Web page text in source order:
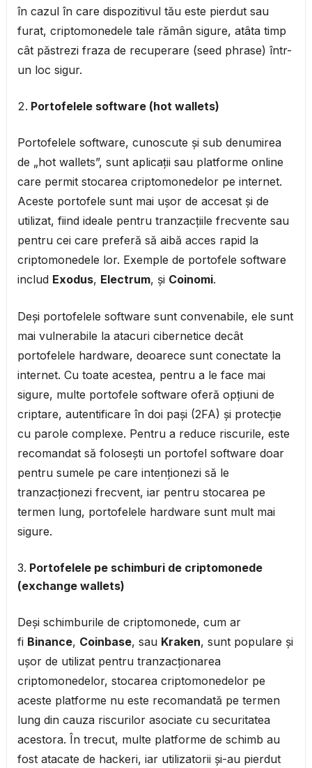
în cazul în care dispozitivul tău este pierdut sau
furat, criptomonedele tale rămân sigure, atâta timp
cât păstrezi fraza de recuperare (seed phrase) într-
un loc sigur.
Portofelele software (hot wallets)
Portofelele software, cunoscute și sub denumirea
de „hot wallets”, sunt aplicații sau platforme online
care permit stocarea criptomonedelor pe internet.
Aceste portofele sunt mai ușor de accesat și de
utilizat, fiind ideale pentru tranzacțiile frecvente sau
pentru cei care preferă să aibă acces rapid la
criptomonedele lor. Exemple de portofele software
includ Exodus, Electrum, și Coinomi.
Deși portofelele software sunt convenabile, ele sunt
mai vulnerabile la atacuri cibernetice decât
portofelele hardware, deoarece sunt conectate la
internet. Cu toate acestea, pentru a le face mai
sigure, multe portofele software oferă opțiuni de
criptare, autentificare în doi pași (2FA) și protecție
cu parole complexe. Pentru a reduce riscurile, este
recomandat să folosești un portofel software doar
pentru sumele pe care intenționezi să le
tranzacționezi frecvent, iar pentru stocarea pe
termen lung, portofelele hardware sunt mult mai
sigure.
Portofelele pe schimburi de criptomonede
(exchange wallets)
Deși schimburile de criptomonede, cum ar
fi Binance, Coinbase, sau Kraken, sunt populare și
ușor de utilizat pentru tranzacționarea
criptomonedelor, stocarea criptomonedelor pe
aceste platforme nu este recomandată pe termen
lung din cauza riscurilor asociate cu securitatea
acestora. În trecut, multe platforme de schimb au
fost atacate de hackeri, iar utilizatorii și-au pierdut